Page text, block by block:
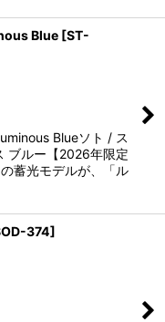
Blue [ST-
Blueソト / ス
ブルー【2026年限定
蓄光モデルが、「ル
374]